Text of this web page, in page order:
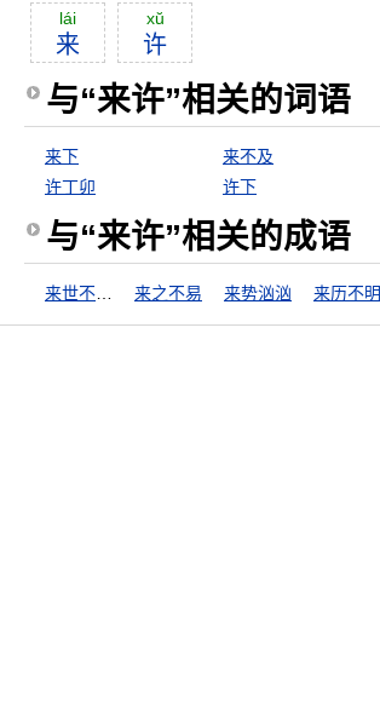
lái
来
xŭ
许
与“来许”相关的词语
来下 来不及
许丁卯
许下
与“来许”相关的成语
来之不易 来势汹汹 来历不明